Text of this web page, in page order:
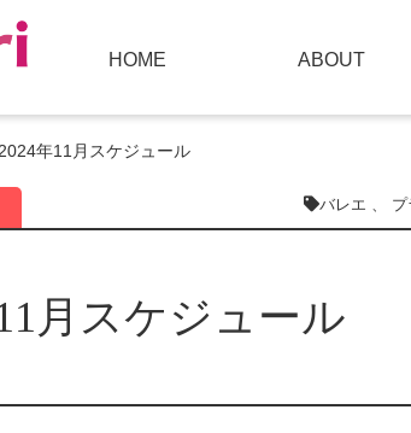
HOME ABOUT
2024年11月スケジュール
バレエ 、 プ
月スケジュール